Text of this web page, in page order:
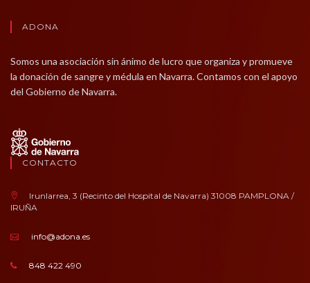
ADONA
Somos una asociación sin ánimo de lucro que organiza y promueve
la donación de sangre y médula en Navarra. Contamos con el apoyo
del Gobierno de Navarra.
CONTACTO
Irunlarrea, 3 (Recinto del Hospital de Navarra) 31008 PAMPLONA /
IRUÑA
info@adona.es
848 422 490